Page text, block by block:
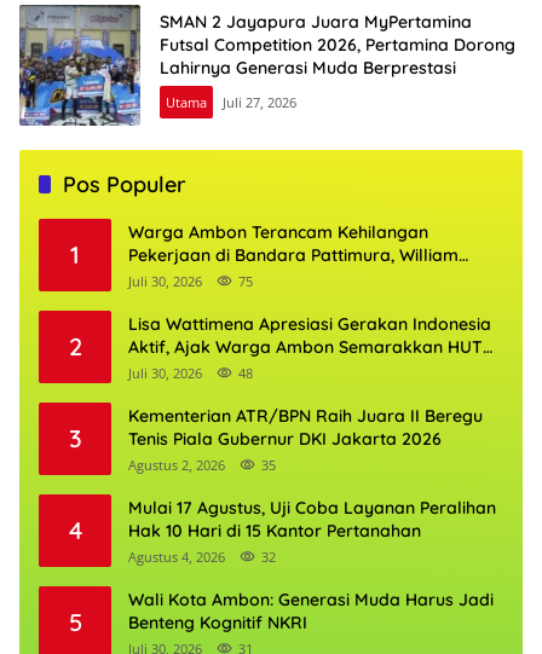
SMAN 2 Jayapura Juara MyPertamina
Futsal Competition 2026, Pertamina Dorong
Lahirnya Generasi Muda Berprestasi
Utama Juli 27, 2026
Pos Populer
1
Warga Ambon Terancam Kehilangan
Pekerjaan di Bandara Pattimura, William
Mairuhu Desak Maskapai Utamakan Tenaga
Juli 30, 2026 75
2
Lisa Wattimena Apresiasi Gerakan Indonesia
Aktif, Ajak Warga Ambon Semarakkan HUT
RI dan HUT Provinsi Maluku
Juli 30, 2026 48
3
Kementerian ATR/BPN Raih Juara II Beregu
Tenis Piala Gubernur DKI Jakarta 2026
Agustus 2, 2026 35
4
Mulai 17 Agustus, Uji Coba Layanan Peralihan
Hak 10 Hari di 15 Kantor Pertanahan
Agustus 4, 2026 32
5
Wali Kota Ambon: Generasi Muda Harus Jadi
Benteng Kognitif NKRI
Juli 30, 2026 31